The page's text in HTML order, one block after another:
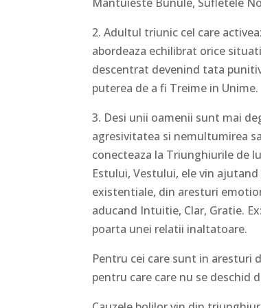
2. Adultul triunic cel care
abordeaza echilibrat orice
descentrat devenind tata
puterea de a fi Treime in Unime.
3. Desi unii oamenii sunt mai
agresivitatea si nemultumirea
conecteaza la Triunghiurile de
Estului, Vestului, ele vin
existentiale, din aresturi
aducand Intuitie, Clar, Gratie.
poarta unei relatii inaltatoare.
Pentru cei care sunt in aresturi
pentru care care nu se deschid